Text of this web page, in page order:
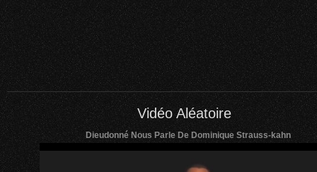
Vidéo Aléatoire
Dieudonné Nous Parle De Dominique Strauss-kahn